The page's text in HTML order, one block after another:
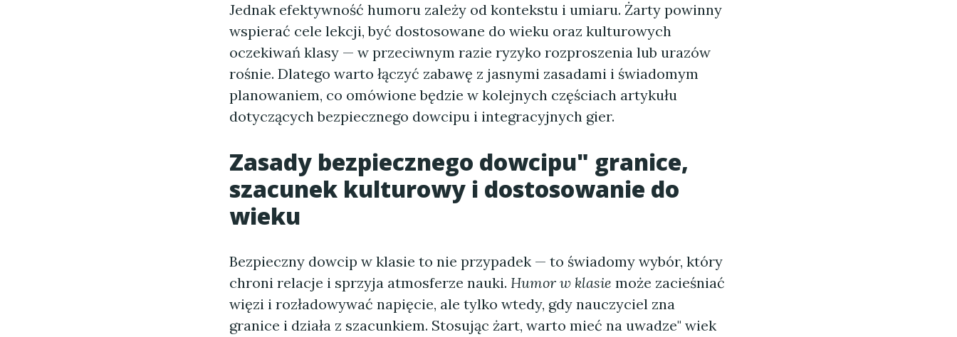
Jednak efektywność humoru zależy od kontekstu i umiaru. Żarty powinny
wspierać cele lekcji, być dostosowane do wieku oraz kulturowych
oczekiwań klasy — w przeciwnym razie ryzyko rozproszenia lub urazów
rośnie. Dlatego warto łączyć zabawę z jasnymi zasadami i świadomym
planowaniem, co omówione będzie w kolejnych częściach artykułu
dotyczących bezpiecznego dowcipu i integracyjnych gier.
Zasady bezpiecznego dowcipu" granice,
szacunek kulturowy i dostosowanie do
wieku
Bezpieczny dowcip w klasie to nie przypadek — to świadomy wybór, który
chroni relacje i sprzyja atmosferze nauki. Humor w klasie może zacieśniać
więzi i rozładowywać napięcie, ale tylko wtedy, gdy nauczyciel zna
granice i działa z szacunkiem. Stosując żart, warto mieć na uwadze" wiek